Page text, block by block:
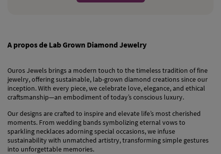
A propos de Lab Grown Diamond Jewelry
Ouros Jewels brings a modern touch to the timeless tradition of fine
jewelry, offering sustainable, lab-grown diamond creations since our
inception. With every piece, we celebrate love, elegance, and ethical
craftsmanship—an embodiment of today’s conscious luxury.
Our designs are crafted to inspire and elevate life’s most cherished
moments. From wedding bands symbolizing eternal vows to
sparkling necklaces adorning special occasions, we infuse
sustainability with unmatched artistry, transforming simple gestures
into unforgettable memories.